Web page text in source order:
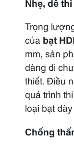
Trọng
của bạt
mm, sản
dàng di
thiết. Điều
quá trình
loại bạt
Chống